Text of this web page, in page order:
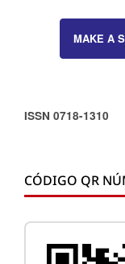
MAKE A
ISSN 0718-1310
CÓDIGO QR